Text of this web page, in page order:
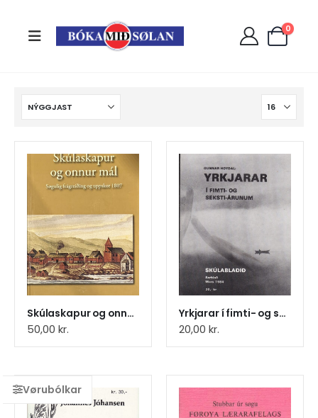
0
Skúlaskapur og onnur mál, søgulig frágreiðing og uppskot 1807
50,00 kr.
Yrkjarar í fimti- og seksti-ár
20,00 kr.